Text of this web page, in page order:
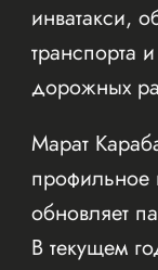
инватакси,
транспорта
дорожных
Марат
профильное
обновляет
В текущем